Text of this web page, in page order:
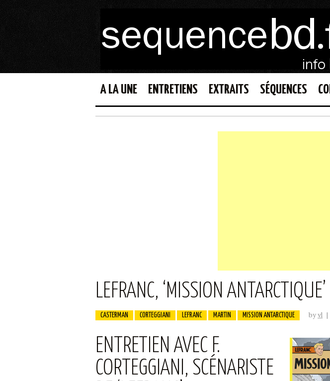
A LA UNE ENTRETIENS EXTRAITS SÉQUENCES
LEFRANC, ‘MISSION ANTARCTIQUE’
CASTERMAN CORTEGGIANI LEFRANC MARTIN MISSION ANTARCTIQUE byvl |
ENTRETIEN AVEC F.
CORTEGGIANI, SCÉNARISTE